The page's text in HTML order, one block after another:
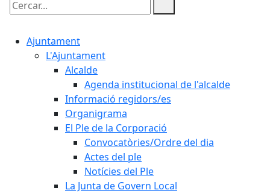
Cercar:
Ajuntament
L'Ajuntament
Alcalde
Agenda institucional de l'alcalde
Informació regidors/es
Organigrama
El Ple de la Corporació
Convocatòries/Ordre del dia
Actes del ple
Notícies del Ple
La Junta de Govern Local